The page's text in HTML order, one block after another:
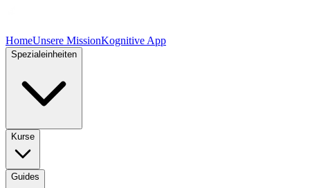
HomeUnsere MissionKognitive App
Spezialeinheiten
Kurse
Guides